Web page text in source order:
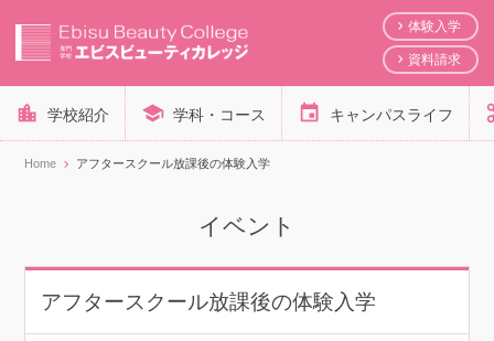
体験入学
資料請求
学校紹介 学科・コース キャンパスライフ
Home アフタースクール放課後の体験入学
イベント
アフタースクール放課後の体験入学